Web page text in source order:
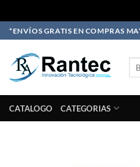
Skip
to
content
*ENVÍOS GRATIS EN COMPRAS
CATALOGO CATEGORIAS